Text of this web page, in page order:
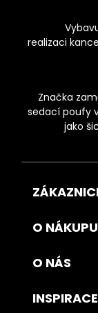
realizaci
Značka
sedací poufy
jako
O NÁKUPU
O NÁS
INSPIRACE